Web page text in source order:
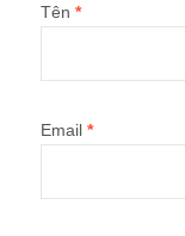
Tên *
Email *